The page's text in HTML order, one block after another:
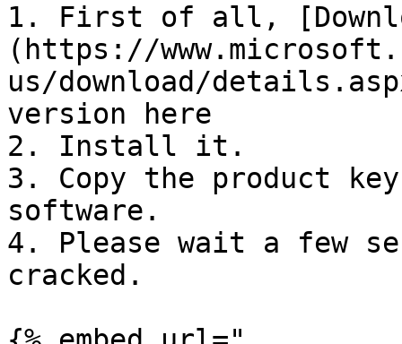
1. First of all,
(https://
us/download/
version here
2. Install it.
3. Copy the product
software.
4. Please wait a few
cracked.